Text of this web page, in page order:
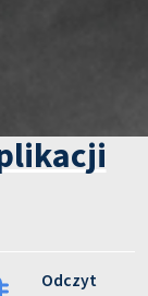
Odczyt